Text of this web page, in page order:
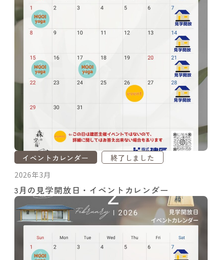
イベントカレンダー
終了しました
2026年3月
3月の見学開放日・イベントカレンダー